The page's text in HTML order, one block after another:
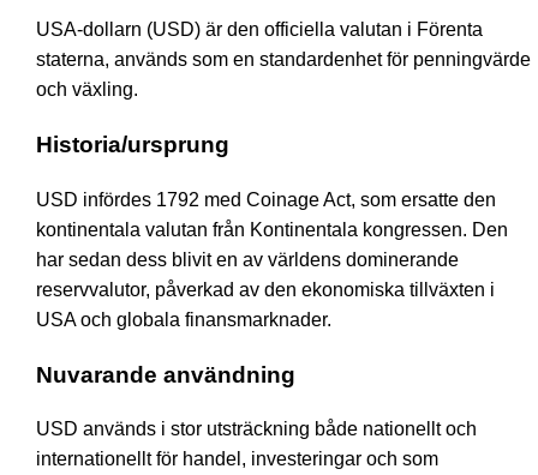
USA-dollarn (USD) är den officiella valutan i Förenta
staterna, används som en standardenhet för penningvärde
och växling.
Historia/ursprung
USD infördes 1792 med Coinage Act, som ersatte den
kontinentala valutan från Kontinentala kongressen. Den
har sedan dess blivit en av världens dominerande
reservvalutor, påverkad av den ekonomiska tillväxten i
USA och globala finansmarknader.
Nuvarande användning
USD används i stor utsträckning både nationellt och
internationellt för handel, investeringar och som